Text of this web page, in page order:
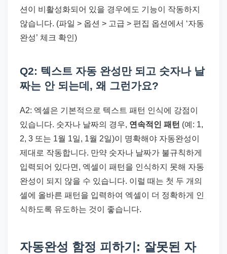
션이 비활성화되어 있을 경우에도 기능이 작동하지
않습니다. (파일 > 옵션 > 고급 > 편집 옵션에서 ‘자동
완성’ 체크 확인)
Q2: 텍스트 자동 완성만 되고 숫자나 날
짜는 안 되는데, 왜 그런가요?
A2: 엑셀은 기본적으로 텍스트 패턴 인식에 강점이
있습니다. 숫자나 날짜의 경우, 연속적인 패턴 (예: 1,
2, 3 또는 1월 1일, 1월 2일)이 명확해야 자동완성이
제대로 작동합니다. 만약 숫자나 날짜가 불규칙하게
입력되어 있다면, 엑셀이 패턴을 인식하지 못해 자동
완성이 되지 않을 수 있습니다. 이럴 때는 첫 두 개의
셀에 올바른 패턴을 입력하여 엑셀이 더 정확하게 인
식하도록 유도하는 것이 좋습니다.
자동완성 함정 피하기: 잘못된 자